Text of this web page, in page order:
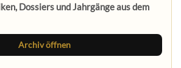
Dossiers und Jahrgänge aus dem
Archiv öffnen